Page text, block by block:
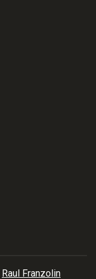
Raul Franzolin